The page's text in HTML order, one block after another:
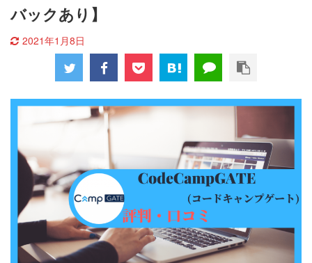
バックあり】
2021年1月8日